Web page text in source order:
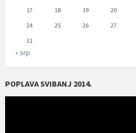
17
18 19 20
24
25 26 27
31
« srp
POPLAVA SVIBANJ 2014.